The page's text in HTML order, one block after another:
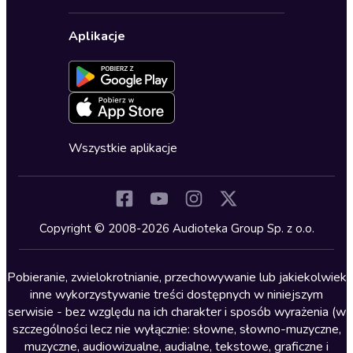
Biznes, marketing, ekonomia
Dla młodzieży
Kryminały
Lektury szkolne
Literatura anglojęzyczna
Literatura faktu
Literatura obyczajowa
Ustawienia prywatności
Formularz zgłaszania nielegalnych treści
Deklaracja dostępności
Oferta dla firm i bibliotek
Dołącz do newslettera
Blog
Zapowiedzi
Cykle audiobooków
Aplikacje
Wszystkie aplikacje
Copyright © 2008-2026 Audioteka Group Sp. z o.o.
Pobieranie, zwielokrotnianie, przechowywanie lub jakiekolwiek
inne wykorzystywanie treści dostępnych w niniejszym
serwisie - bez względu na ich charakter i sposób wyrażenia (w
szczególności lecz nie wyłącznie: słowne, słowno-muzyczne,
muzyczne, audiowizualne, audialne, tekstowe, graficzne i